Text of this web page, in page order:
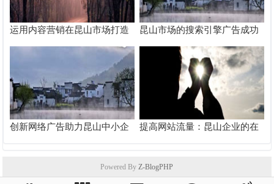
运用内容营销在昆山市场打造
品牌影响力
昆山市场的搜索引擎广告成功
案例分析
创新网络广告助力昆山中小企
提高网站流量：昆山企业的在
Powered ByZ-BlogPHP